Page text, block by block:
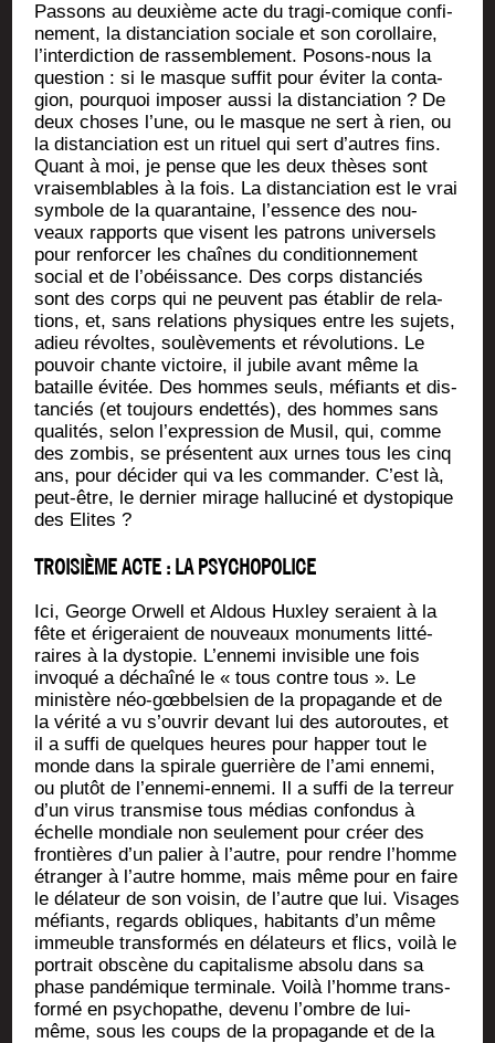
Pas­sons au deuxième acte du tra­gi-comique confi­
ne­ment, la dis­tan­cia­tion sociale et son corol­laire,
l’in­ter­dic­tion de ras­sem­ble­ment. Posons-nous la
ques­tion : si le masque suf­fit pour évi­ter la conta­
gion, pour­quoi impo­ser aus­si la dis­tan­cia­tion ? De
deux choses l’une, ou le masque ne sert à rien, ou
la dis­tan­cia­tion est un rituel qui sert d’autres fins.
Quant à moi, je pense que les deux thèses sont
vrai­sem­blables à la fois. La dis­tan­cia­tion est le vrai
sym­bole de la qua­ran­taine, l’es­sence des nou­
veaux rap­ports que visent les patrons uni­ver­sels
pour ren­for­cer les chaînes du condi­tion­ne­ment
social et de l’o­béis­sance. Des corps dis­tan­ciés
sont des corps qui ne peuvent pas éta­blir de rela­
tions, et, sans rela­tions phy­siques entre les sujets,
adieu révoltes, sou­lè­ve­ments et révo­lu­tions. Le
pou­voir chante vic­toire, il jubile avant même la
bataille évi­tée. Des hommes seuls, méfiants et dis­
tan­ciés (et tou­jours endet­tés), des hommes sans
qua­li­tés, selon l’ex­pres­sion de Musil, qui, comme
des zom­bis, se pré­sentent aux urnes tous les cinq
ans, pour déci­der qui va les com­man­der. C’est là,
peut-être, le der­nier mirage hal­lu­ci­né et dys­to­pique
des Elites ?
TROISIÈME ACTE : LA PSYCHOPOLICE
Ici, George Orwell et Aldous Hux­ley seraient à la
fête et éri­ge­raient de nou­veaux monu­ments lit­té­
raires à la dys­to­pie. L’en­ne­mi invi­sible une fois
invo­qué a déchaî­né le « tous contre tous ». Le
minis­tère néo-gœb­bel­sien de la pro­pa­gande et de
la véri­té a vu s’ou­vrir devant lui des auto­routes, et
il a suf­fi de quelques heures pour hap­per tout le
monde dans la spi­rale guer­rière de l’a­mi enne­mi,
ou plu­tôt de l’en­ne­mi-enne­mi. Il a suf­fi de la ter­reur
d’un virus trans­mise tous médias confon­dus à
échelle mon­diale non seule­ment pour créer des
fron­tières d’un palier à l’autre, pour rendre l’homme
étran­ger à l’autre homme, mais même pour en faire
le déla­teur de son voi­sin, de l’autre que lui. Visages
méfiants, regards obliques, habi­tants d’un même
immeuble trans­for­més en déla­teurs et flics, voi­là le
por­trait obs­cène du capi­ta­lisme abso­lu dans sa
phase pan­dé­mique ter­mi­nale. Voi­là l’homme trans­
for­mé en psy­cho­pathe, deve­nu l’ombre de lui-
même, sous les coups de la pro­pa­gande et de la